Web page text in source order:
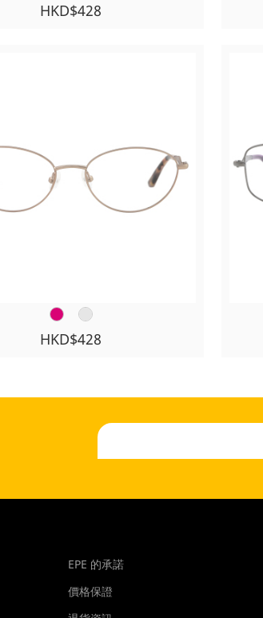
HKD$428
HKD$428
EPE 的承諾
價格保證